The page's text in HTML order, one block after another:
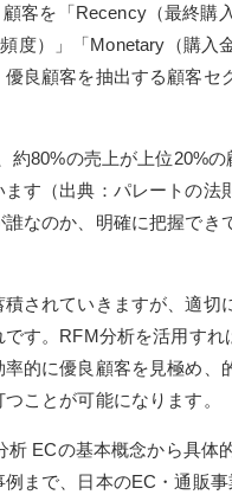
客を「Recency（最終購入
頻度）」「Monetary（購入
良顧客を抽出する顧客セ
約80%の売上が上位20%の
ます（出典：パレートの法
誰なのか、明確に把握でき
されていきますが、適切
す。RFM分析を活用すれ
的に優良顧客を見極め、
ことが可能になります。
析 ECの基本概念から具体
まで、日本のEC・通販事